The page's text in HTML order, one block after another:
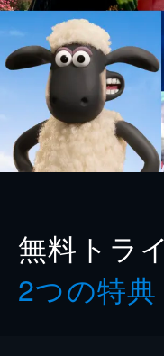
無料トラ
2つの特典